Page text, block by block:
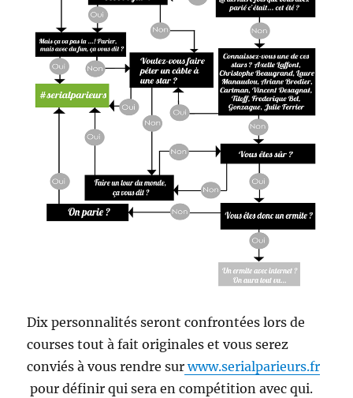
Dix personnalités seront confrontées lors de
courses tout à fait originales et vous serez
conviés à vous rendre surwww.serialparieurs.fr
pour définir qui sera en compétition avec qui.